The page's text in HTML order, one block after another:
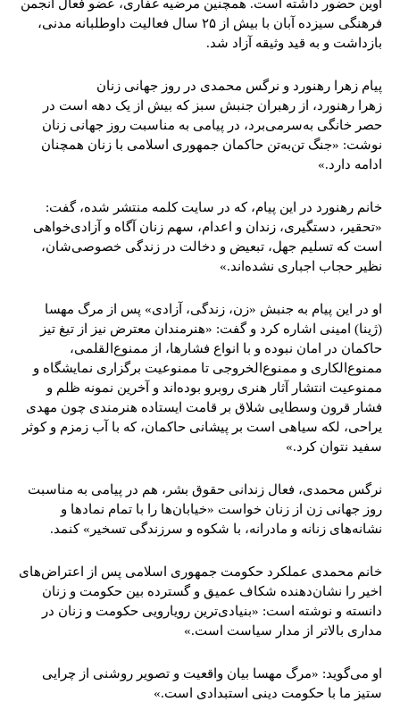
اوین حضور داشته است. همچنین مرضیه غفاری، عضو فعال انجمن
فرهنگی سیزده آبان با بیش از ۲۵ سال فعالیت داوطلبانه مدنی،
بازداشت و به قید وثیقه آزاد شد.
پیام زهرا رهنورد و نرگس محمدی در روز جهانی زنان
زهرا رهنورد، از رهبران جنبش سبز که بیش از یک دهه است در
حصر خانگی به‌سرمی‌برد، در پیامی به مناسبت روز جهانی زنان
نوشت: «جنگ تن‌به‌تن حاکمان جمهوری اسلامی با زنان همچنان
ادامه دارد.»
خانم رهنورد در این پیام، که در سایت کلمه منتشر شده، گفت:
«تحقیر، دستگیری، زندان و اعدام، سهم زنان آگاه و آزادی‌خواهی
است که تسلیم جهل، تبعیض و دخالت در زندگی خصوصی‌شان،
نظیر حجاب اجباری نشده‌اند.»
او در این پیام به جنبش «زن، زندگی، آزادی» پس از مرگ مهسا
(ژینا) امینی اشاره کرد و گفت: «هنرمندان معترض نيز از تيغ تيز
حاكمان در امان نبوده و با انواع فشارها، از ممنوع‌القلمى،
ممنوع‌الكارى و ممنوع‌الخروجى تا ممنوعيت برگزارى نمايشگاه و
ممنوعيت انتشار آثار هنرى روبرو بوده‌اند و آخرين نمونه‌ ظلم و
فشار قرون وسطايى شلاق بر قامت ايستاده هنرمندى چون مهدى
يراحى، لکه سياهى است بر پيشانى حاكمان، كه با آب زمزم و كوثر
سفيد نتوان کرد.»
نرگس محمدی، فعال زندانی حقوق بشر، هم در پیامی به مناسبت
روز جهانی زن از زنان خواست «خیابان‌ها را با تمام نمادها و
نشانه‌های زنانه و مادرانه‌، با شکوه و سرزندگی تسخیر» کنمد.
خانم محمدی عملکرد حکومت جمهوری اسلامی پس از اعتراض‌های
اخیر را نشان‌دهنده شکاف عمیق و گسترده بین حکومت و زنان
دانسته و نوشته است: «بنیادی‌ترین رویارویی حکومت و زنان در
مداری بالاتر از مدار سیاست است.»
او می‌گوید: «مرگ مهسا بیان واقعیت و تصویر روشنی از چرایی
ستیز ما با حکومت دینی استبدادی است.»